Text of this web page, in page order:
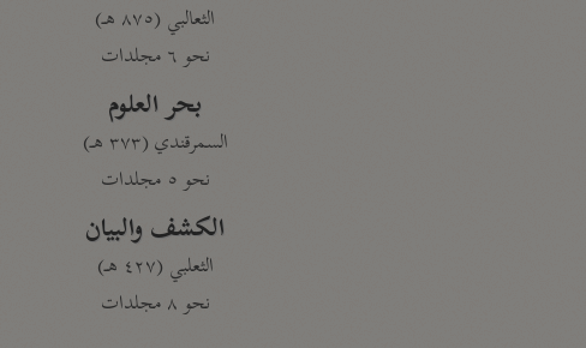
الثعالبي (٨٧٥ هـ)
نحو ٦ مجلدات
بحر العلوم
السمرقندي (٣٧٣ هـ)
نحو ٥ مجلدات
الكشف والبيان
الثعلبي (٤٢٧ هـ)
نحو ٨ مجلدات